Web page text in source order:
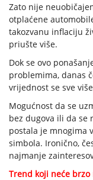
Zato nije
otplaćene
takozvanu inflaciju
priušte više.
Dok se ovo
problemima, danas
vrijednost se sve
Mogućnost da se
bez dugova ili da se
postala je mnogima
simbola. Ironično,
najmanje
Trend koji neće brzo